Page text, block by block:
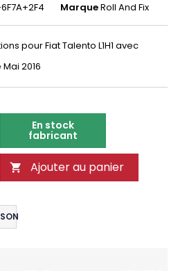
MarqueRoll And Fix
pour Fiat Talento L1H1 avec
2016
En stock
fabricant
 Ajouter au panier